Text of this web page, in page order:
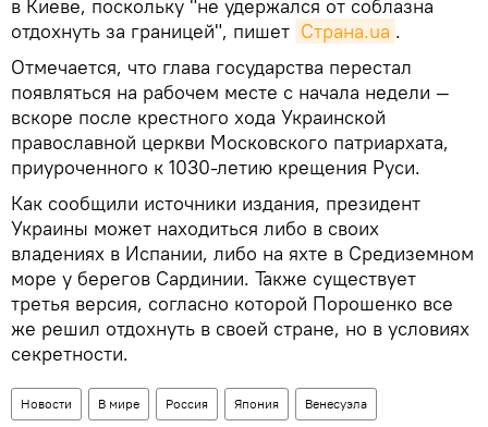
в Киеве, поскольку "не удержался от соблазна
отдохнуть за границей", пишет Страна.ua .
Отмечается, что глава государства перестал
появляться на рабочем месте с начала недели —
вскоре после крестного хода Украинской
православной церкви Московского патриархата,
приуроченного к 1030-летию крещения Руси.
Как сообщили источники издания, президент
Украины может находиться либо в своих
владениях в Испании, либо на яхте в Средиземном
море у берегов Сардинии. Также существует
третья версия, согласно которой Порошенко все
же решил отдохнуть в своей стране, но в условиях
секретности.
Новости В мире Россия Япония Венесуэла